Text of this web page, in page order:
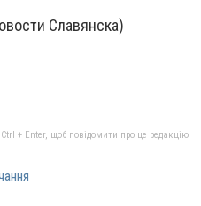
Славянска)
+ Enter, щоб повідомити про це редакцію